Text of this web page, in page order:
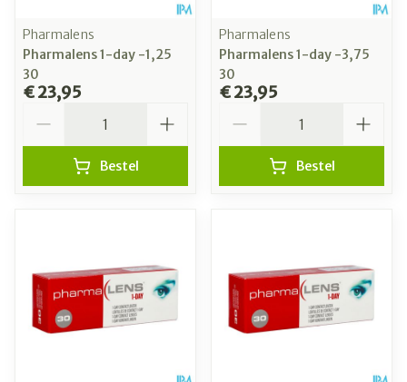
Pharmalens
Pharmalens 1-day -1,25
30
€ 23,95
Bestel
Pharmalens
Pharmalens 1-day -3,75
30
€ 23,95
Bestel